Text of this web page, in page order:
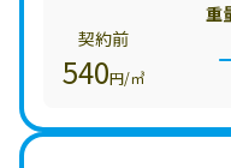
重
契約前
540円/㎥